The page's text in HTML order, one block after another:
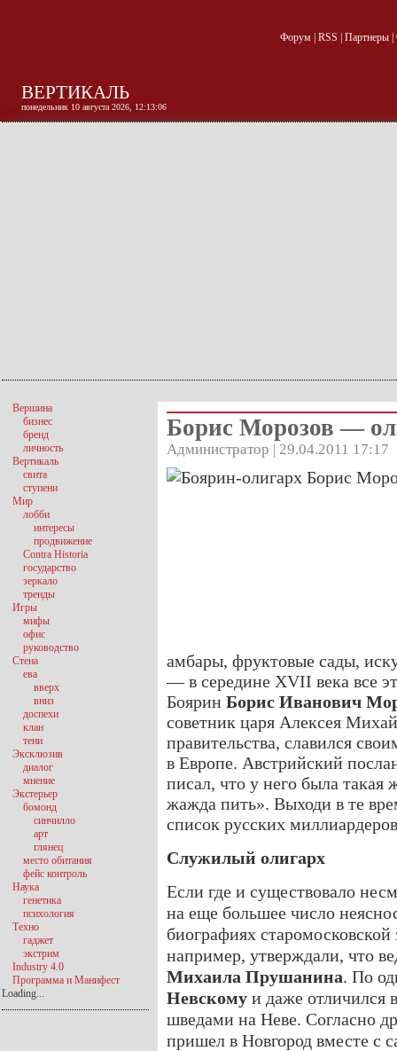
Форум| RSS Партнеры|
ВЕРТИКАЛЬ
понедельник 10 августа 2026, 12:13:07
Борис Морозов —
Администратор | 29.04.2011 17:17
амбары, фруктовые сады,
— в середине XVII века все
Боярин Борис Иванович
советник царя Алексея
правительства, славился
в Европе. Австрийский
писал, что у него была такая
жажда пить». Выходи в те
список русских
Служилый олигарх
Если где и существовало
на еще большее число
биографиях
например, утверждали, что
Михаила Прушанина. По
Невскому и даже отличился
шведами на Неве. Согласно
пришел в Новгород вместе
Вершина
бизнес
бренд
личность
Вертикаль
свита
ступени
Мир
лобби
интересы
продвижение
Contra Historia
государство
зеркало
тренды
Игры
мифы
офис
руководство
Стена
ева
вверх
вниз
доспехи
клан
тени
Эксклюзив
диалог
мнение
Экстерьер
бомонд
синчилло
арт
глянец
место обитания
фейс контроль
Наука
генетика
психология
Техно
гаджет
экстрим
Industry 4.0
Программа и Манифест
Loading...